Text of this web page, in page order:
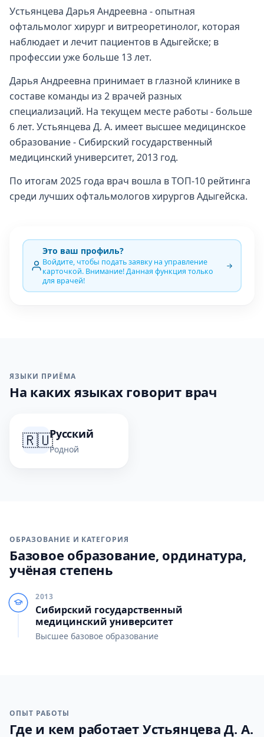
Устьянцева Дарья Андреевна - опытная
офтальмолог хирург и витреоретинолог, которая
наблюдает и лечит пациентов в Адыгейске; в
профессии уже больше 13 лет.
Дарья Андреевна принимает в глазной клинике в
составе команды из 2 врачей разных
специализаций. На текущем месте работы - больше
6 лет. Устьянцева Д. А. имеет высшее медицинское
образование - Сибирский государственный
медицинский университет, 2013 год.
По итогам 2025 года врач вошла в ТОП-10 рейтинга
среди лучших офтальмологов хирургов Адыгейска.
Это ваш профиль?
Войдите, чтобы подать заявку на управление
карточкой. Внимание! Данная функция только
для врачей!
ЯЗЫКИ ПРИЁМА
На каких языках говорит врач
🇷🇺Русский
Родной
ОБРАЗОВАНИЕ И КАТЕГОРИЯ
Базовое образование, ординатура,
учёная степень
2013
Сибирский государственный
медицинский университет
Высшее базовое образование
ОПЫТ РАБОТЫ
Где и кем работает Устьянцева Д. А.